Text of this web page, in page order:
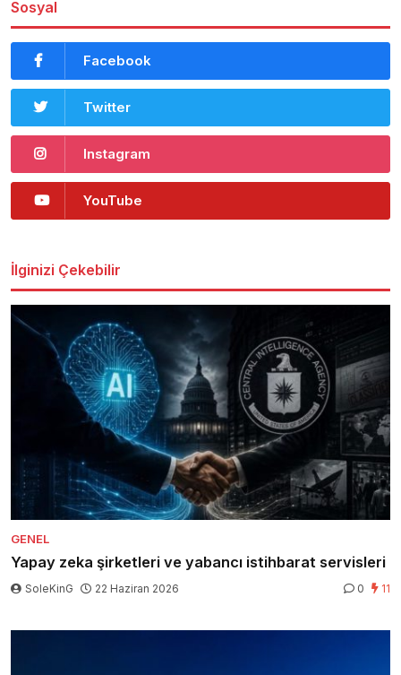
Sosyal
Facebook
Twitter
Instagram
YouTube
İlginizi Çekebilir
GENEL
Yapay zeka şirketleri ve yabancı istihbarat servisleri
SoleKinG 22 Haziran 2026 0 11